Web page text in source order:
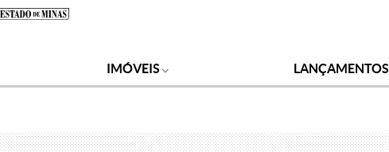
IMÓVEIS LANÇAMENTOS